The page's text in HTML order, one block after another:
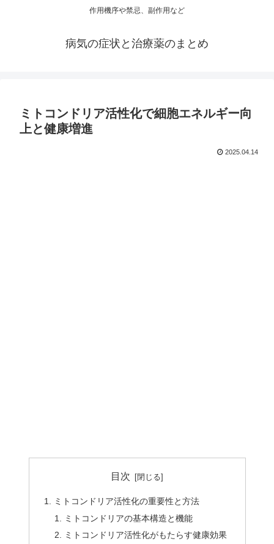
作用機序や禁忌、副作用など
病気の症状と治療薬のまとめ
ミトコンドリア活性化で細胞エネルギー向
上と健康増進
2025.04.14
目次
ミトコンドリア活性化の重要性と方法
ミトコンドリアの基本構造と機能
ミトコンドリア活性化がもたらす健康効果